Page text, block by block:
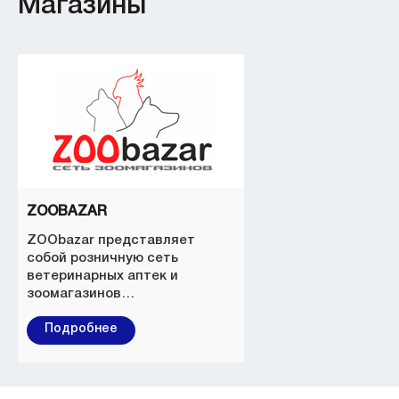
Denny Rose
Deutsche Mode
Женская одежда
Dressman
Мужская одежда
Fix My Device
Ремонт смартфонов
Fotera
GameCity.by
Магазины
ZOOBAZAR
ZOObazar представляет
собой розничную сеть
ветеринарных аптек и
зоомагазинов…
Подробнее